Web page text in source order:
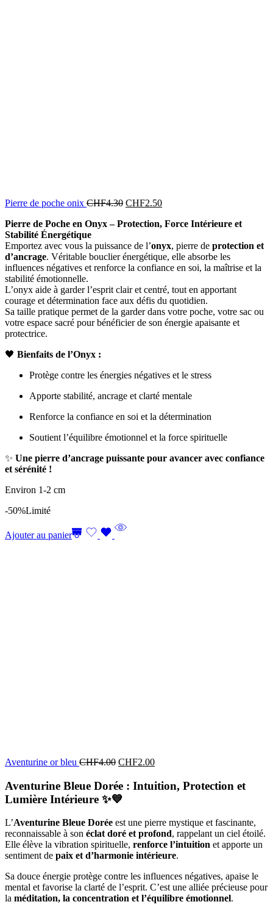
Pierre de poche onix CHF4.30 CHF2.50
Pierre de Poche en Onyx – Protection, Force Intérieure et
Stabilité Énergétique
Emportez avec vous la puissance de l’onyx, pierre de protection et
d’ancrage. Véritable bouclier énergétique, elle absorbe les
influences négatives et renforce la confiance en soi, la maîtrise et la
stabilité émotionnelle.
L’onyx aide à garder l’esprit clair et centré, tout en apportant
courage et détermination face aux défis du quotidien.
Sa taille pratique permet de la garder dans votre poche, votre sac ou
votre espace sacré pour bénéficier de son énergie apaisante et
protectrice.
🖤 Bienfaits de l’Onyx :
Protège contre les énergies négatives et le stress
Apporte stabilité, ancrage et clarté mentale
Renforce la confiance en soi et la détermination
Soutient l’équilibre émotionnel et la force spirituelle
✨ Une pierre d’ancrage puissante pour avancer avec confiance
et sérénité !
Environ 1-2 cm
-50%Limité
Ajouter au panier
Aventurine or bleu CHF4.00 CHF2.00
Aventurine Bleue Dorée : Intuition, Protection et
Lumière Intérieure ✨💙
L’Aventurine Bleue Dorée est une pierre mystique et fascinante,
reconnaissable à son éclat doré et profond, rappelant un ciel étoilé.
Elle élève la vibration spirituelle, renforce l’intuition et apporte un
sentiment de paix et d’harmonie intérieure.
Sa douce énergie protège contre les influences négatives, apaise le
mental et favorise la clarté de l’esprit. C’est une alliée précieuse pour
la méditation, la concentration et l’équilibre émotionnel.